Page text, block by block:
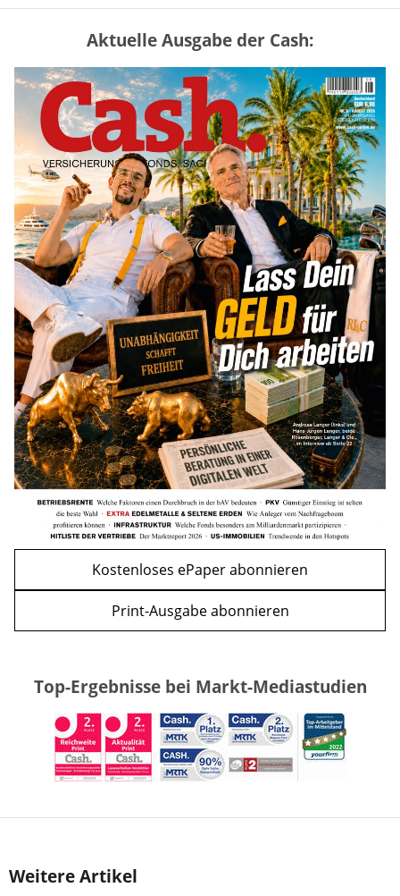
WEITERE ARTIKEL
zurückweiter
„Jung kauft Alt“ 2026: Neue Förderung im
Überblick – Tabelle mit Kreditbeträgen
und Einkommensgrenzen
mehr
Mütterrente III Tabelle: So viel Renten-
Nachzahlung ist pro Kind möglich
mehr
Apple-Aktie nach Quartalszahlen: Ist der
Kursrückgang jetzt eine Kaufchance?
mehr
Aktuelle Ausgabe der Cash:
Kostenloses ePaper abonnieren
Print-Ausgabe abonnieren
Top-Ergebnisse bei Markt-Mediastudien
Weitere Artikel